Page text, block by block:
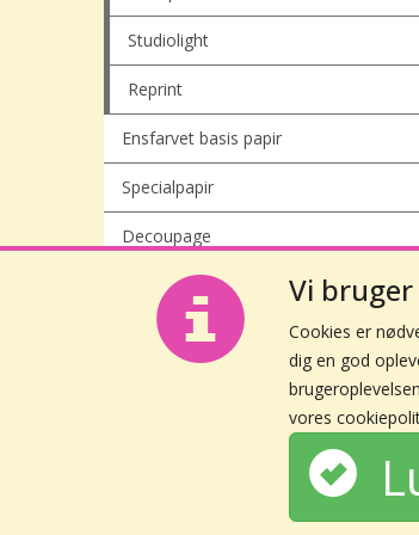
Studiolight
Reprint
Ensfarvet basis papir
Specialpapir
Decoupage
Vi bruger
Cookies er
dig en god
vores